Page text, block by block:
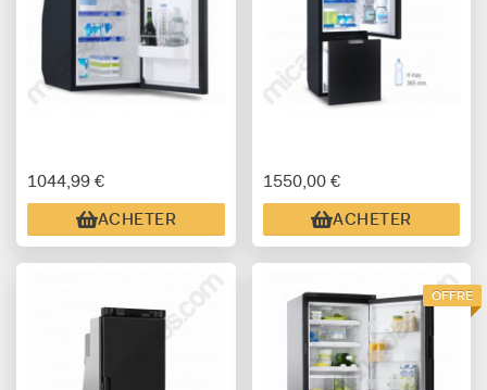
1044,99 €
ACHETER
1550,00 €
ACHETER
OFFRE